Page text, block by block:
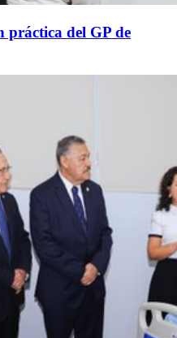
práctica del GP de